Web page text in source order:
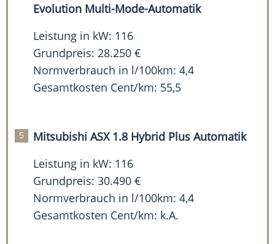
Evolution Multi-Mode-Automatik
Leistung in kW: 116
Grundpreis: 28.250 €
Normverbrauch in l/100km: 4,4
Gesamtkosten Cent/km: 55,5
Mitsubishi ASX 1.8 Hybrid Plus Automatik
Leistung in kW: 116
Grundpreis: 30.490 €
Normverbrauch in l/100km: 4,4
Gesamtkosten Cent/km: k.A.